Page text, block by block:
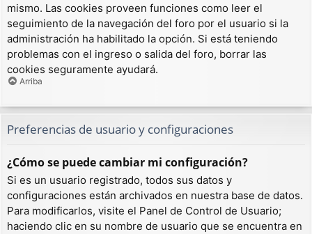
mismo. Las cookies proveen funciones como leer el
seguimiento de la navegación del foro por el usuario si la
administración ha habilitado la opción. Si está teniendo
problemas con el ingreso o salida del foro, borrar las
cookies seguramente ayudará.
Arriba
Preferencias de usuario y configuraciones
¿Cómo se puede cambiar mi configuración?
Si es un usuario registrado, todos sus datos y
configuraciones están archivados en nuestra base de datos.
Para modificarlos, visite el Panel de Control de Usuario;
haciendo clic en su nombre de usuario que se encuentra en